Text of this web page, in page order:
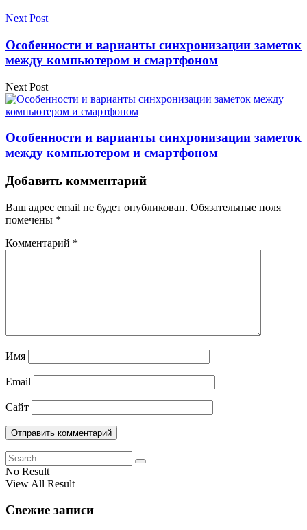
Next Post
Особенности и варианты синхронизации заметок
между компьютером и смартфоном
Next Post
Особенности и варианты синхронизации заметок
между компьютером и смартфоном
Добавить комментарий
Ваш адрес email не будет опубликован. Обязательные поля
помечены *
Комментарий *
Имя
Email
Сайт
No Result
View All Result
Свежие записи